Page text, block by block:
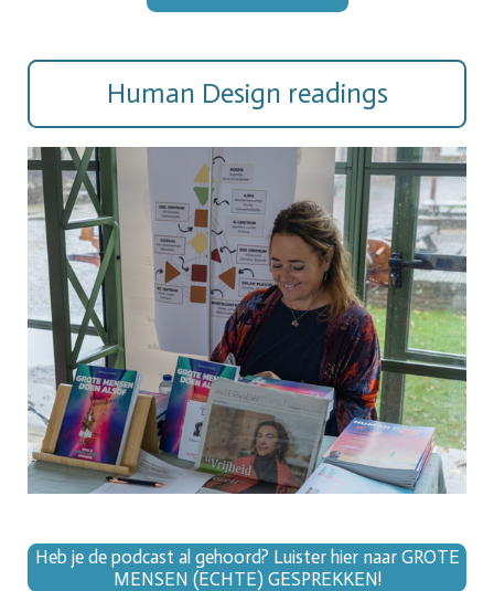
Human Design readings
Heb je de podcast al gehoord? Luister hier naar GROTE
MENSEN (ECHTE) GESPREKKEN!